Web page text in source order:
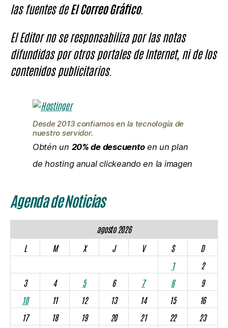
las fuentes deEl Correo Gráfico.
El Editor no se responsabiliza por las notas
difundidas por otros portales de Internet, ni de los
contenidos publicitarios.
Desde 2013 confiamos en la tecnología de
nuestro servidor.
Obtén un 20% de descuentoen un plan
de hosting anual clickeando en la imagen
Agenda de Noticias
agosto 2026
L
M X J V S
D
1
2
3
4 5 6 7 8
9
10
11 12 13 14 15
16
17
18 19 20 21 22
23